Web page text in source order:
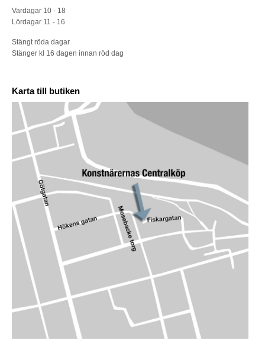
Vardagar 10 - 18
Lördagar 11 - 16
Stängt röda dagar
Stänger kl 16 dagen innan röd dag
Karta till butiken